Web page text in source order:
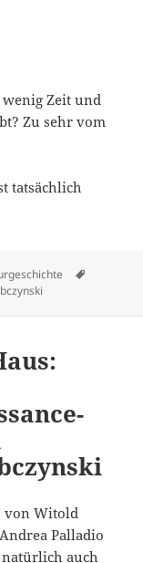
wenig Zeit und
Zu sehr vom
tatsächlich
von Witold
Palladio
auch